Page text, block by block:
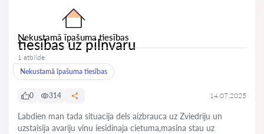
Nekustamā īpašuma tiesības
tiesibas uz pilnvaru
1 atbilde
Nekustamā īpašuma tiesības
0 314 14.07.2025
Labdien man tada situacija dels aizbrauca uz Zviedriju un
uzstaisija avariju vinu iesidinaja cietuma,masina stau uz